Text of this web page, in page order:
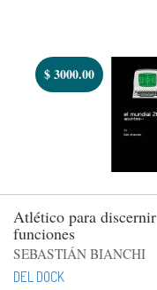
$3000.00
Atlético para discernir
funciones
SEBASTIÁN BIANCHI
DEL DOCK